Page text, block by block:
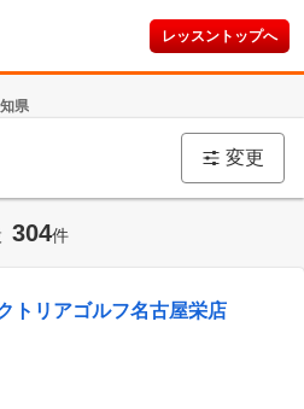
レッスントップへ
県
変更
304件
トリアゴルフ名古屋栄店